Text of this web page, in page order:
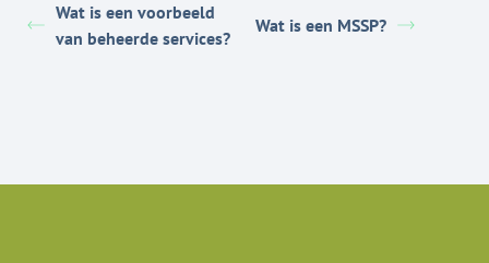
Wat is een voorbeeld
van beheerde services?
Wat is een MSSP?